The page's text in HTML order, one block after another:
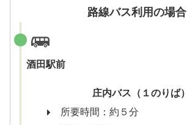
路線バス利用の場合
酒田駅前
庄内バス（１のりば）
所要時間：約５分